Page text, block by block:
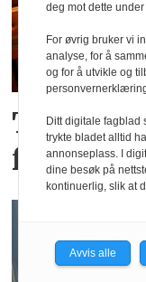
Tror de
får en ny
deg mot dette
For øvrig bruker vi
analyse, for å
og for å utvikle og
Ditt digitale fagblad
trykte bladet alltid
annonseplass. I
dine besøk på
kontinuerlig, slik at
Avvis alle